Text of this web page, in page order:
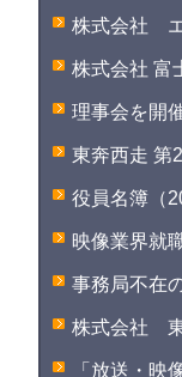
株式会社
株式会社 富
理事会を開
東奔西走 第
役員名簿（
映像業界就
事務局不在
株式会社
「放送・映